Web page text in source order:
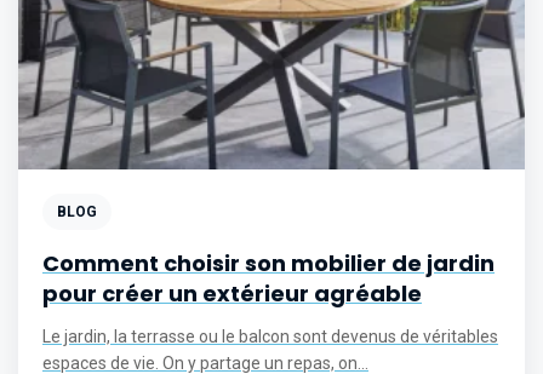
BLOG
Comment choisir son mobilier de jardin
pour créer un extérieur agréable
Le jardin, la terrasse ou le balcon sont devenus de véritables
espaces de vie. On y partage un repas, on...